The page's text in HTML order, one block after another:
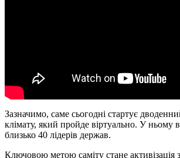
Зазначимо, саме сьогодні стартує
клімату, який пройде віртуально. У ньому
близько 40 лідерів держав.
Ключовою метою саміту стане активізація